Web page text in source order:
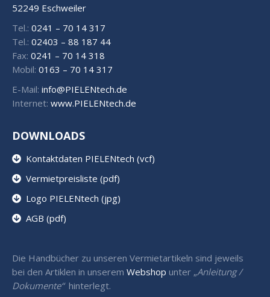
52249 Eschweiler
Tel.: 0241 – 70 14 317
Tel.: 02403 – 88 187 44
Fax: 0241 – 70 14 318
Mobil: 0163 – 70 14 317
E-Mail: info@PIELENtech.de
Internet: www.PIELENtech.de
DOWNLOADS
Kontaktdaten PIELENtech (vcf)
Vermietpreisliste (pdf)
Logo PIELENtech (jpg)
AGB (pdf)
Die Handbücher zu unseren Vermietartikeln sind jeweils
bei den Artiklen in unserem Webshop unter „Anleitung /
Dokumente“ hinterlegt.